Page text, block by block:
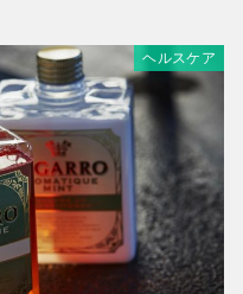
ヘルスケア